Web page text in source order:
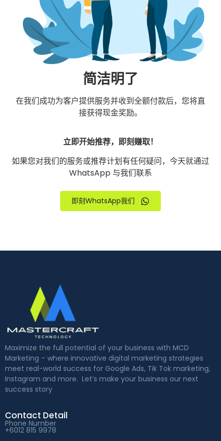
简洁明了
在我们成功为客户提供服务并收到全额付款后，您将直
接获得现金奖励。
立即开始推荐，即刻赚取！
如果您对我们的服务或推荐计划有任何疑问，今天就通过
WhatsApp 与我们联系
即刻WhatsApp我们
Maximize the full potential of your business with MCD
Marketing – where innovative digital marketing strategies
meet real-world success for Google Ads, Tik Tok marketing,
Instagram and more. Let’s make your business our next
success story
Contact Detail
Phone Number
+6012 815 9978